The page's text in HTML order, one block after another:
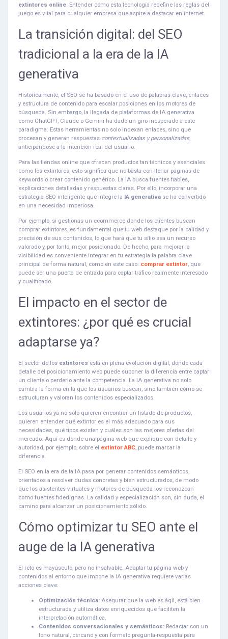
extintores online. Entender cómo esta tecnología redefine las reglas del
juego es vital para cualquier empresa que aspire a destacar en internet.
La transición digital: del SEO
tradicional a la era de la IA
generativa
Históricamente, el SEO se ha basado en el uso de palabras clave, enlaces
y estructura de contenido para escalar posiciones en los motores de
búsqueda. Sin embargo, la llegada de plataformas de IA generativa
como ChatGPT, Claude o Gemini ha dado un giro inesperado a este
paradigma. Estas herramientas no solo indexan enlaces, sino que
procesan y generan respuestas contextualizadas y personalizadas,
anticipándose a la intención real del usuario.
Para las tiendas online que ofrecen productos tan técnicos y esenciales
como los extintores, esto significa que no basta con llenar páginas de
keywords o crear contenido genérico. La IA busca fuentes fiables,
explicaciones detalladas y respuestas claras. Por ello, incorporar una
estrategia SEO inteligente que integre la IA generativa se ha convertido
en una necesidad imperiosa.
Por ejemplo, si gestionas un ecommerce donde los clientes buscan
comprar extintores, es fundamental que tu web destaque por la calidad y
precisión de sus contenidos, lo que hará que tu sitio sea un recurso
valorado y, por tanto, mejor posicionado. De hecho, para mejorar la
visibilidad es conveniente integrar en tu estrategia la palabra clave
principal de forma natural, como en este caso: comprar extintor, que
puede ser una puerta de entrada para captar tráfico realmente interesado
y cualificado.
El impacto en el sector de
extintores: ¿por qué es crucial
adaptarse ya?
El sector de los extintores está en plena evolución digital, donde cada
detalle del posicionamiento web puede suponer la diferencia entre captar
un cliente o perderlo ante la competencia. La IA generativa no solo
cambia la forma en la que los usuarios buscan, sino también cómo se
estructuran y valoran los contenidos especializados.
Los usuarios ya no solo quieren encontrar un listado de productos,
quieren entender qué extintor es el más adecuado para sus
necesidades, qué tipos existen y cuáles son las mejores ofertas del
mercado. Aquí es donde una página web que explique con detalle y
autoridad, por ejemplo, sobre el extintor ABC, puede marcar la
diferencia.
El SEO en la era de la IA pasa por generar contenidos semánticos,
orientados a resolver dudas concretas y bien estructurados, de modo
que los asistentes virtuales y motores de búsqueda los reconozcan
como fuentes fidedignas. La calidad y especialización son, sin duda, el
camino para alcanzar un posicionamiento sólido.
Cómo optimizar tu SEO ante el
auge de la IA generativa
El reto es mayúsculo, pero no insalvable. Adaptar tu página web y
contenidos al entorno que impone la IA generativa requiere varias
acciones clave:
Optimización técnica: Asegurar que la web es ágil, está bien
estructurada y utiliza datos enriquecidos que faciliten la
interpretación automática.
Contenidos conversacionales y semánticos: Redactar con un
tono natural, cercano y con formato pregunta-respuesta para